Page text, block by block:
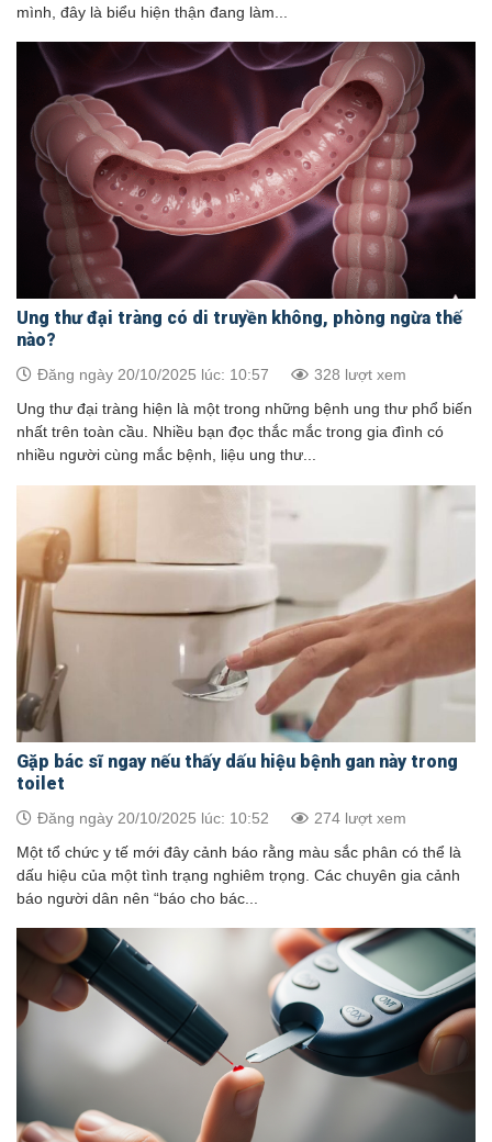
mình, đây là biểu hiện thận đang làm...
Ung thư đại tràng có di truyền không, phòng ngừa thế
nào?
Đăng ngày 20/10/2025 lúc: 10:57 328 lượt xem
Ung thư đại tràng hiện là một trong những bệnh ung thư phổ biến
nhất trên toàn cầu. Nhiều bạn đọc thắc mắc trong gia đình có
nhiều người cùng mắc bệnh, liệu ung thư...
Gặp bác sĩ ngay nếu thấy dấu hiệu bệnh gan này trong
toilet
Đăng ngày 20/10/2025 lúc: 10:52 274 lượt xem
Một tổ chức y tế mới đây cảnh báo rằng màu sắc phân có thể là
dấu hiệu của một tình trạng nghiêm trọng. Các chuyên gia cảnh
báo người dân nên “báo cho bác...